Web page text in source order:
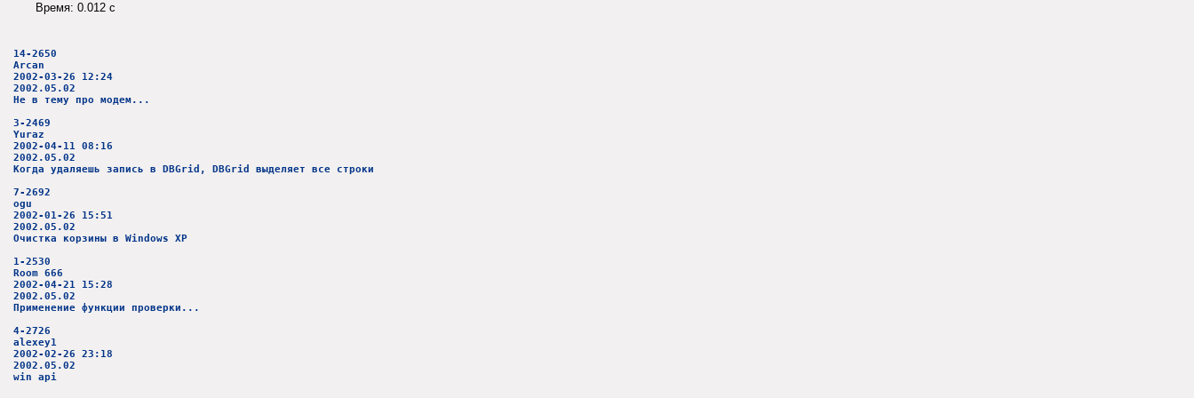
Время: 0.012 c
14-2650
Arcan
2002-03-26 12:24
2002.05.02
Не в тему про модем...
3-2469
Yuraz
2002-04-11 08:16
2002.05.02
Когда удаляешь запись в DBGrid, DBGrid выделяет все строки
7-2692
ogu
2002-01-26 15:51
2002.05.02
Очистка корзины в Windows XP
1-2530
Room 666
2002-04-21 15:28
2002.05.02
Применение функции проверки...
4-2726
alexey1
2002-02-26 23:18
2002.05.02
win api